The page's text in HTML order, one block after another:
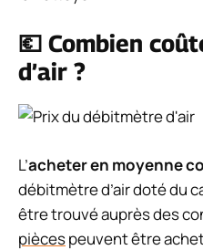
💶 Combien
d’air ?
L’acheter en moyenne
débitmètre d’air doté du
être trouvé auprès des
piècespeuvent être